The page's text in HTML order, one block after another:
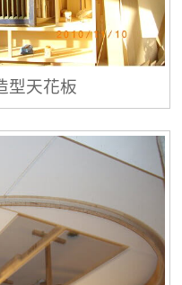
型天花板